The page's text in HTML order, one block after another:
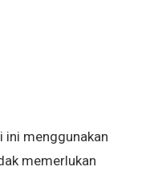
ini menggunakan
memerlukan